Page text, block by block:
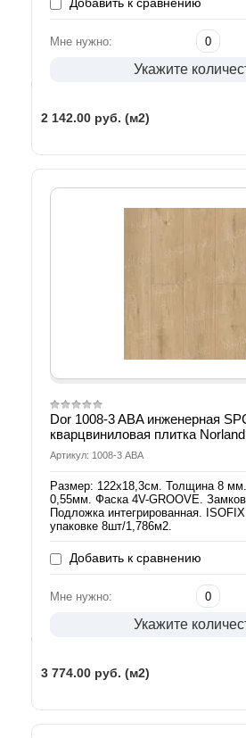
Мне нужно:
Укажите
2 142.00 руб. (м2)
Dor 1008-3 ABA инженерная
кварцвиниловая плитка
Артикул: 1008-3 ABA
Размер: 122х18,3см. Толщина 8
0,55мм. Фаска 4V-GROOVE.
Подложка интегрированная.
упаковке 8шт/1,786м2.
Добавить к сравнению
Мне нужно:
Укажите
3 774.00 руб. (м2)